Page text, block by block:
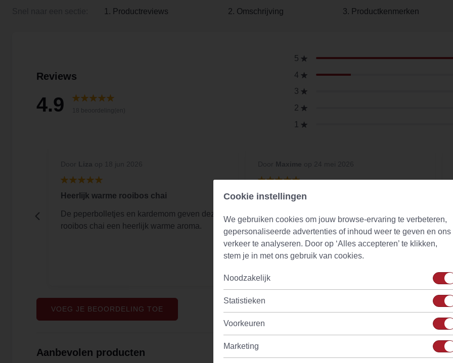
1. Productreviews 2. Omschrijving 3. Productkenmerken
Reviews
4.9
5
4
3
2
1
Heerlijk warme rooibos chai
De peperbolletjes en kardemom geven deze
rooibos chai een heerlijk warme aroma.
Dagelijks
heerlijk. Heeft een zachte smaakt, de kruiden
spreken voor zich. Raad deze echt aan om
een keer te proberen.
VOEG JE BEOORDELING TOE
Aanbevolen producten
Cookie instellingen
We gebruiken cookies om jouw browse-ervaring te verbeteren,
gepersonaliseerde advertenties of inhoud weer te geven en ons
verkeer te analyseren. Door op ‘Alles accepteren’ te klikken,
stem je in met ons gebruik van cookies.
Noodzakelijk
Statistieken
Voorkeuren
Marketing